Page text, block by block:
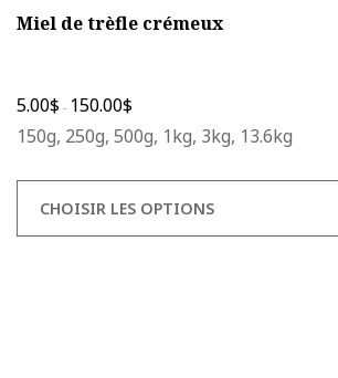
Miel de trèfle crémeux
5.00$ - 150.00$
150g, 250g, 500g, 1kg, 3kg, 13.6kg
CHOISIR LES OPTIONS